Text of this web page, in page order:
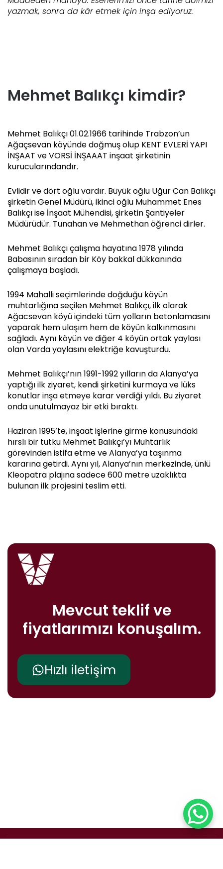
yazmak, sonra da kâr etmek için inşa ediyoruz.
Mehmet Balıkçı kimdir?
Mehmet Balıkçı 01.02.1966 tarihinde Trabzon’un
Ağaçsevan köyünde doğmuş olup KENT EVLERİ YAPI
İNŞAAT ve VORSİ İNŞAAAT inşaat şirketinin
kurucularındandır.
Evlidir ve dört oğlu vardır. Büyük oğlu Uğur Can Balıkçı
şirketin Genel Müdürü, ikinci oğlu Muhammet Enes
Balıkçı ise İnşaat Mühendisi, şirketin Şantiyeler
Müdürüdür. Tunahan ve Mehmethan öğrenci dirler.
Mehmet Balıkçı çalışma hayatına 1978 yılında
Babasının sıradan bir Köy bakkal dükkanında
çalışmaya başladı.
1994 Mahalli seçimlerinde doğduğu köyün
muhtarlığına seçilen Mehmet Balıkçı, ilk olarak
Ağacsevan köyü içindeki tüm yolların betonlamasını
yaparak hem ulaşım hem de köyün kalkınmasını
sağladı. Aynı köyün ve diğer 4 köyün ortak yaylası
olan Varda yaylasını elektriğe kavuşturdu.
Mehmet Balıkçı’nın 1991-1992 yılların da Alanya’ya
yaptığı ilk ziyaret, kendi şirketini kurmaya ve lüks
konutlar inşa etmeye karar verdiği yıldı. Bu ziyaret
onda unutulmayaz bir etki bıraktı.
Haziran 1995’te, inşaat işlerine girme konusundaki
hırslı bir tutku Mehmet Balıkçı’yı Muhtarlık
görevinden istifa etme ve Alanya’ya taşınma
kararına getirdi. Aynı yıl, Alanya’nın merkezinde, ünlü
Kleopatra plajına sadece 600 metre uzaklıkta
bulunan ilk projesini teslim etti.
Mevcut teklif ve
fiyatlarımızı konuşalım.
Hızlı iletişim